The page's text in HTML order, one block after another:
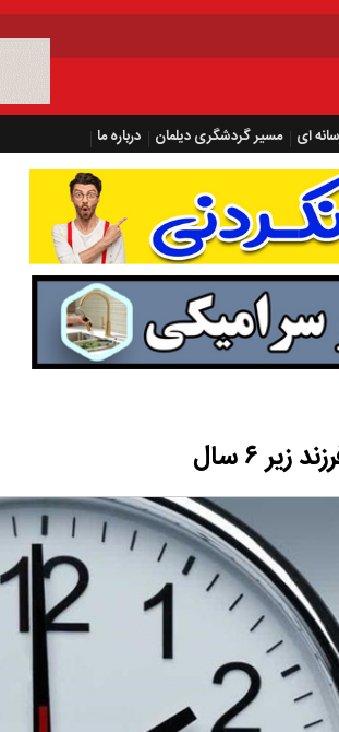
ای مسیر گردشگری دیلمان
درباره ما
۶ سال